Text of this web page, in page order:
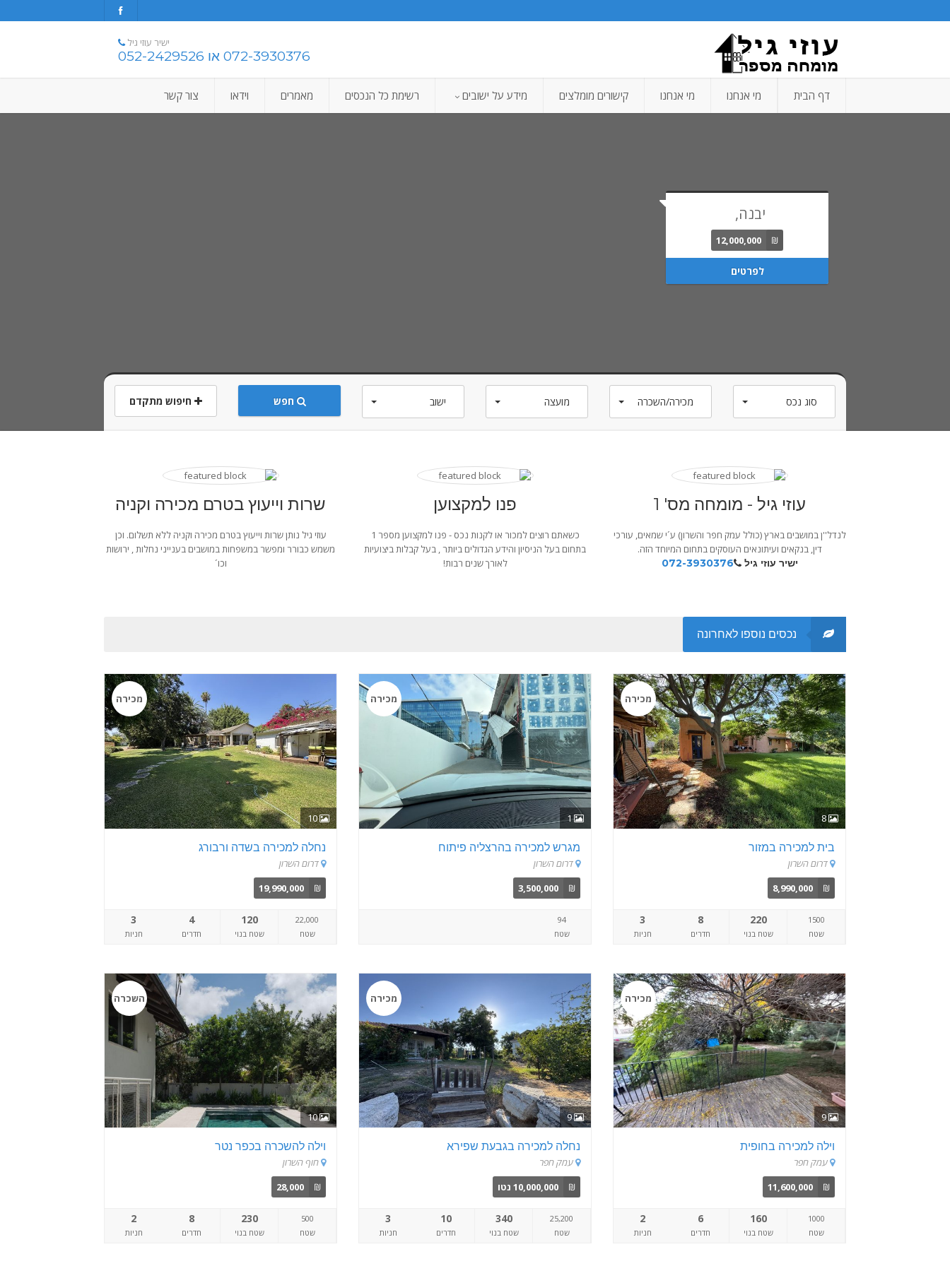
ישיר עוזי גיל
072-3930376 או 052-2429526
דף הבית מי אנחנו מי אנחנו קישורים מומלצים מידע על ישובים רשימת כל הנכסים מאמרים וידאו צור קשר
יבנה,
₪
12,000,000
לפרטים
סוג נכס מכירה/השכרה מועצה ישוב חפש חיפוש מתקדם
הכל
עוזי גיל - מומחה מס' 1
לנדל''ן במושבים בארץ (כולל עמק חפר והשרון) ע´י שמאים, עורכי
דין, בנקאים ועיתונאים העוסקים בתחום המיוחד הזה.
ישיר עוזי גיל
072-3930376
פנו למקצוען
כשאתם רוצים למכור או לקנות נכס - פנו למקצוען מספר 1
בתחום בעל הניסיון והידע הגדולים ביותר , בעל קבלות ביצועיות
לאורך שנים רבות!
שרות וייעוץ בטרם מכירה וקניה
עוזי גיל נותן שרות וייעוץ בטרם מכירה וקניה ללא תשלום. וכן
משמש כבורר ומפשר במשפחות במושבים בענייני נחלות , ירושות
וכו´
נכסים נוספו לאחרונה
8
מכירה
בית למכירה במזור
דרום השרון
₪
8,990,000
1500
שטח
220
שטח בנוי
8
חדרים
3
חניות
1
מכירה
מגרש למכירה בהרצליה פיתוח
דרום השרון
₪
3,500,000
94
שטח
10
מכירה
נחלה למכירה בשדה ורבורג
דרום השרון
₪
19,990,000
22,000
שטח
120
שטח בנוי
4
חדרים
3
חניות
9
מכירה
וילה למכירה בחופית
עמק חפר
₪
11,600,000
1000
שטח
160
שטח בנוי
6
חדרים
2
חניות
9
מכירה
נחלה למכירה בגבעת שפירא
עמק חפר
₪
10,000,000 נטו
25,200
שטח
340
שטח בנוי
10
חדרים
3
חניות
10
השכרה
וילה להשכרה בכפר נטר
חוף השרון
₪
28,000
500
שטח
230
שטח בנוי
8
חדרים
2
חניות